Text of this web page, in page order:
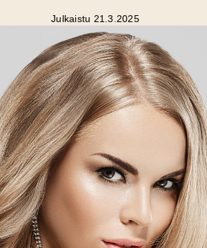
Julkaistu 21.3.2025